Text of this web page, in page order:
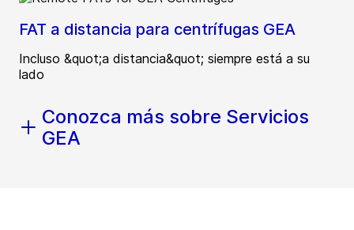
FAT a distancia para centrífugas GEA
Incluso &quot;a distancia&quot; siempre está a su
lado
Conozca más sobre Servicios
GEA